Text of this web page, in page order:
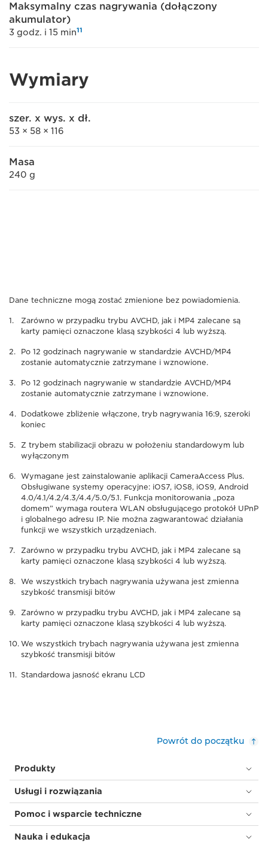
Maksymalny czas nagrywania (dołączony
akumulator)
3 godz. i 15 min11
Wymiary
szer. x wys. x dł.
53 × 58 × 116
Masa
240 g
Dane techniczne mogą zostać zmienione bez powiadomienia.
Zarówno w przypadku trybu AVCHD, jak i MP4 zalecane są
karty pamięci oznaczone klasą szybkości 4 lub wyższą.
Po 12 godzinach nagrywanie w standardzie AVCHD/MP4
zostanie automatycznie zatrzymane i wznowione.
Po 12 godzinach nagrywanie w standardzie AVCHD/MP4
zostanie automatycznie zatrzymane i wznowione.
Dodatkowe zbliżenie włączone, tryb nagrywania 16:9, szeroki
koniec
Z trybem stabilizacji obrazu w położeniu standardowym lub
wyłączonym
Wymagane jest zainstalowanie aplikacji CameraAccess Plus.
Obsługiwane systemy operacyjne: iOS7, iOS8, iOS9, Android
4.0/4.1/4.2/4.3/4.4/5.0/5.1. Funkcja monitorowania „poza
domem” wymaga routera WLAN obsługującego protokół UPnP
i globalnego adresu IP. Nie można zagwarantować działania
funkcji we wszystkich urządzeniach.
Zarówno w przypadku trybu AVCHD, jak i MP4 zalecane są
karty pamięci oznaczone klasą szybkości 4 lub wyższą.
We wszystkich trybach nagrywania używana jest zmienna
szybkość transmisji bitów
Zarówno w przypadku trybu AVCHD, jak i MP4 zalecane są
karty pamięci oznaczone klasą szybkości 4 lub wyższą.
We wszystkich trybach nagrywania używana jest zmienna
szybkość transmisji bitów
Standardowa jasność ekranu LCD
Powrót do początku
Produkty
Usługi i rozwiązania
Pomoc i wsparcie techniczne
Nauka i edukacja